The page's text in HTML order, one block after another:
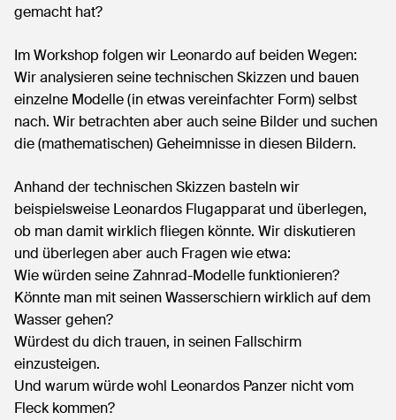
gemacht hat?
Im Workshop folgen wir Leonardo auf beiden Wegen:
Wir analysieren seine technischen Skizzen und bauen
einzelne Modelle (in etwas vereinfachter Form) selbst
nach. Wir betrachten aber auch seine Bilder und suchen
die (mathematischen) Geheimnisse in diesen Bildern.
Anhand der technischen Skizzen basteln wir
beispielsweise Leonardos Flugapparat und überlegen,
ob man damit wirklich fliegen könnte. Wir diskutieren
und überlegen aber auch Fragen wie etwa:
Wie würden seine Zahnrad-Modelle funktionieren?
Könnte man mit seinen Wasserschiern wirklich auf dem
Wasser gehen?
Würdest du dich trauen, in seinen Fallschirm
einzusteigen.
Und warum würde wohl Leonardos Panzer nicht vom
Fleck kommen?